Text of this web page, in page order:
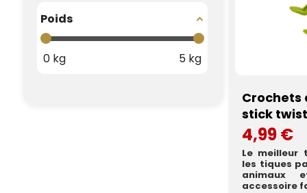
Poids
0 kg 5kg
Crochets
stick
4,99 €
Le meilleur
les tiques
animaux
accessoire